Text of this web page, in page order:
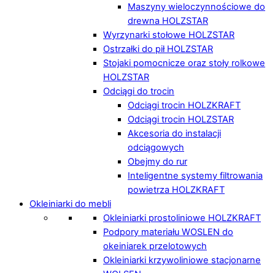
Maszyny wieloczynnościowe do
drewna HOLZSTAR
Wyrzynarki stołowe HOLZSTAR
Ostrzałki do pił HOLZSTAR
Stojaki pomocnicze oraz stoły rolkowe
HOLZSTAR
Odciągi do trocin
Odciągi trocin HOLZKRAFT
Odciągi trocin HOLZSTAR
Akcesoria do instalacji
odciągowych
Obejmy do rur
Inteligentne systemy filtrowania
powietrza HOLZKRAFT
Okleiniarki do mebli
Okleiniarki prostoliniowe HOLZKRAFT
Podpory materiału WOSLEN do
okeiniarek przelotowych
Okleiniarki krzywoliniowe stacjonarne